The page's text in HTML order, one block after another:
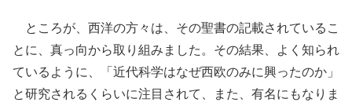
ところが、西洋の方々は、その聖書の記載されているこ
とに、真っ向から取り組みました。その結果、よく知られ
ているように、「近代科学はなぜ西欧のみに興ったのか」
と研究されるくらいに注目されて、また、有名にもなりま